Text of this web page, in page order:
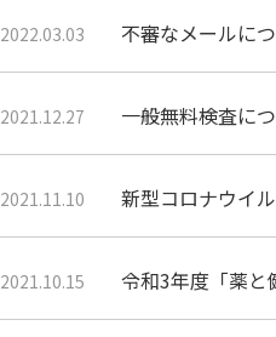
2022.03.03 不審なメールに
2021.12.27 一般無料検査につ
2021.11.10 新型コロナウイ
2021.10.15 令和3年度「薬と